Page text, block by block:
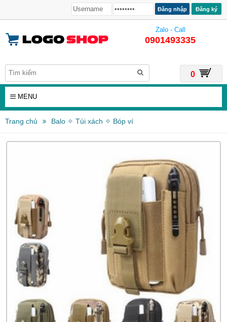
Đăng ký
Zalo - Call
0901493335
0
MENU
Trang chủ Balo ✧ Túi xách ✧ Bóp ví